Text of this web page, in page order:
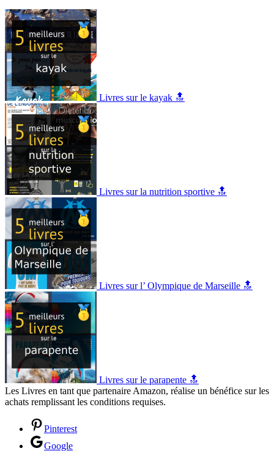
Livres sur le kayak 🔝
Livres sur la nutrition sportive 🔝
Livres sur l’ Olympique de Marseille 🔝
Livres sur le parapente 🔝
Les Livres en tant que partenaire Amazon, réalise un bénéfice sur les
achats remplissant les conditions requises.
Pinterest
Google